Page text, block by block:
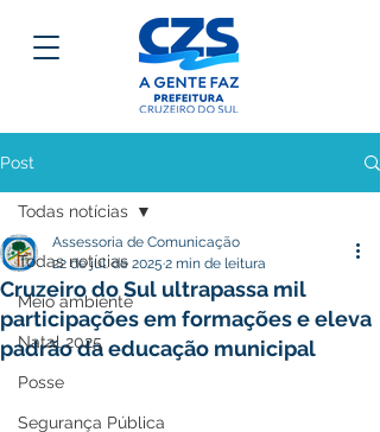
Post
Todas notícias
Meio ambiente
Natal 2025
Posse
Segurança Pública
Todas notícias
Cruzeiro do Sul ultrapassa mil
participações em formações e eleva
padrão da educação municipal
Assessoria de Comunicação
22 de jul. de 2025 2 min de leitura